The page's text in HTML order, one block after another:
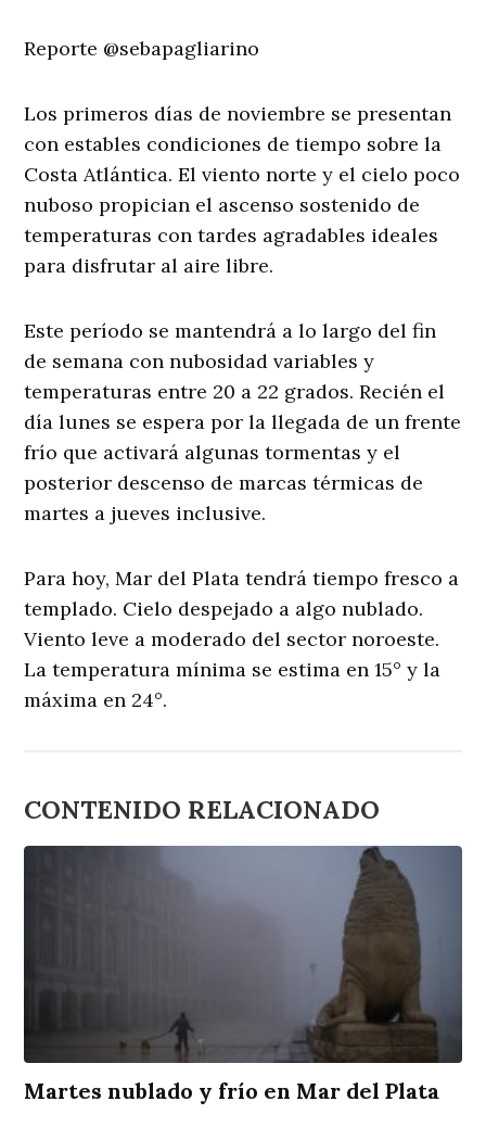
Reporte @sebapagliarino
Los primeros días de noviembre se presentan
con estables condiciones de tiempo sobre la
Costa Atlántica. El viento norte y el cielo poco
nuboso propician el ascenso sostenido de
temperaturas con tardes agradables ideales
para disfrutar al aire libre.
Este período se mantendrá a lo largo del fin
de semana con nubosidad variables y
temperaturas entre 20 a 22 grados. Recién el
día lunes se espera por la llegada de un frente
frío que activará algunas tormentas y el
posterior descenso de marcas térmicas de
martes a jueves inclusive.
Para hoy, Mar del Plata tendrá tiempo fresco a
templado. Cielo despejado a algo nublado.
Viento leve a moderado del sector noroeste.
La temperatura mínima se estima en 15° y la
máxima en 24°.
CONTENIDO RELACIONADO
Martes nublado y frío en Mar del Plata